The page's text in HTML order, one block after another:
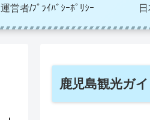
運営者/ﾌﾟﾗｲﾊﾞｼｰﾎﾟﾘｼｰ
鹿児島観光ガ